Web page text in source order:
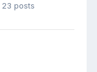
23 posts